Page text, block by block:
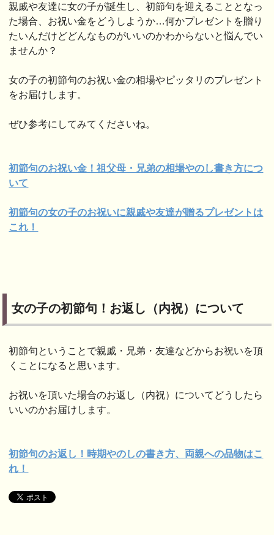
親戚や友達に女の子が誕生し、初節句を迎えることとなっ
た場合、お祝い金をどうしようか…何かプレゼントを贈り
たいんだけどどんなものがいいのかわからないと悩んでい
ませんか？
女の子の初節句のお祝い金の相場やピッタリのプレゼント
をお届けします。
ぜひ参考にしてみてくださいね。
初節句のお祝い金！祖父母・兄弟の相場やのし書き方につ
いて
初節句の女の子のお祝いに親戚や友達が贈るプレゼントは
これ！
女の子の初節句！お返し（内祝）について
初節句ということで親戚・兄弟・友達などからお祝いを頂
くことになると思います。
お祝いを頂いた場合のお返し（内祝）についてどうしたら
いいのかお届けします。
初節句のお返し！時期やのしの書き方、両親への品物はこ
れ！